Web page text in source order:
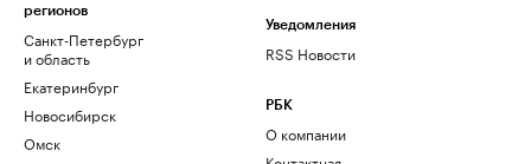
регионов
Санкт-Петербург
и область
Екатеринбург
Новосибирск
Омск
Уведомления
RSS Новости
РБК
О компании